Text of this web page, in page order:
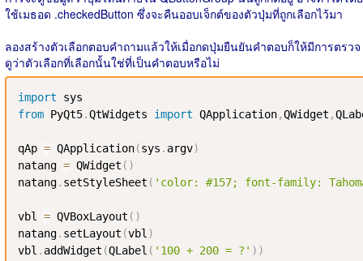
ใช้เมธอด .checkedButton ซึ่งจะคืนออบเจ็กต์ของตัวปุ่มที่ถูกเลือกไว้มา
ลองสร้างตัวเลือกตอบคำถามแล้วให้เมื่อกดปุ่มยืนยันคำตอบก็ให้มีการตรวจ
ดูว่าตัวเลือกที่เลือกนั้นใช่ที่เป็นคำตอบหรือไม่
import
from PyQt5.QtWidgets import QApplication,QWidget ,
qAp = QApplication(sys . argv)
natang = QWidget ( )
natang. setStyleSheet ( 'color: #157; font-family:
vbl = QVBoxLayout ( )
natang. setLayout (vbl )
vbl . addWidget (QLabel ( '100 + 200 = ?' ) )